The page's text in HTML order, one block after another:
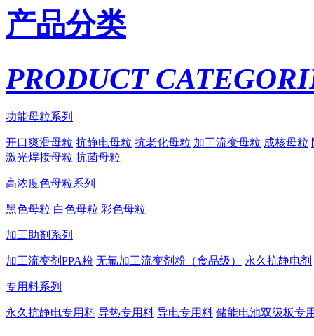
产品分类
PRODUCT
功能母粒系列
开口爽滑母粒 抗静电母粒 抗老化母粒 加工流变母粒 成核母粒
激光焊接母粒 抗菌母粒
高浓度色母粒系列
黑色母粒 白色母粒 彩色母粒
加工助剂系列
加工流变剂PPA粉 无氟加工流变剂粉（食品级） 永久抗静电剂
专用料系列
永久抗静电专用料 导热专用料 导电专用料 储能电池双级板专